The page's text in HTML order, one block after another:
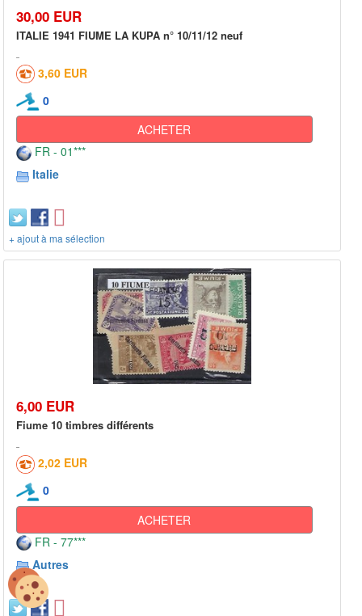
30,00 EUR
ITALIE 1941 FIUME LA KUPA n° 10/11/12 neuf
3,60 EUR
0
ACHETER
FR - 01***
Italie
+ ajout à ma sélection
6,00 EUR
Fiume 10 timbres différents
2,02 EUR
0
ACHETER
FR - 77***
Autres